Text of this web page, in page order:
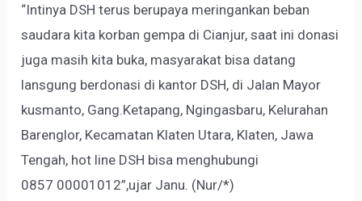
“Intinya DSH terus berupaya meringankan beban
saudara kita korban gempa di Cianjur, saat ini donasi
juga masih kita buka, masyarakat bisa datang
lansgung berdonasi di kantor DSH, di Jalan Mayor
kusmanto, Gang.Ketapang, Ngingasbaru, Kelurahan
Barenglor, Kecamatan Klaten Utara, Klaten, Jawa
Tengah, hot line DSH bisa menghubungi
0857 00001012”,ujar Janu. (Nur/*)